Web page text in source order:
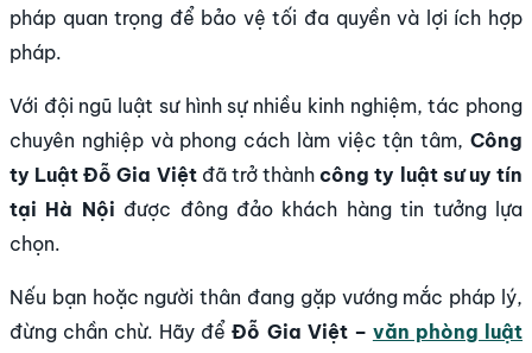
pháp quan trọng để bảo vệ tối đa quyền và lợi ích hợp
pháp.
Với đội ngũ luật sư hình sự nhiều kinh nghiệm, tác phong
chuyên nghiệp và phong cách làm việc tận tâm, Công
ty Luật Đỗ Gia Việtđã trở thànhcông ty luật sư uy tín
tại Hà Nội được đông đảo khách hàng tin tưởng lựa
chọn.
Nếu bạn hoặc người thân đang gặp vướng mắc pháp lý,
đừng chần chừ. Hãy đểĐỗ Gia Việt – văn phòng luật